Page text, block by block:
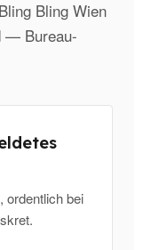
Bling Wien
— Bureau-
ordentlich bei